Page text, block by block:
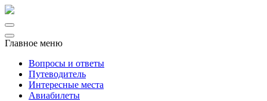
Главное меню
Вопросы и ответы
Путеводитель
Интересные места
Авиабилеты